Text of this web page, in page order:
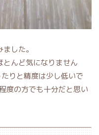
した。
とんど気になりません
りと精度は少し低いで
度の方でも十分だと思い